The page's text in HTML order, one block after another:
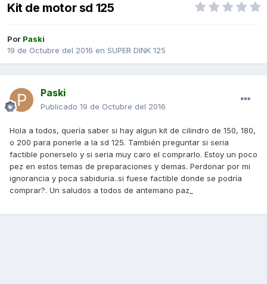
Kit de motor sd 125
Por Paski
19 de Octubre del 2016 en SUPER DINK 125
Paski
Publicado 19 de Octubre del 2016
Hola a todos, quería saber si hay algun kit de cilindro de 150, 180,
o 200 para ponerle a la sd 125. También preguntar si seria
factible ponerselo y si seria muy caro el comprarlo. Estoy un poco
pez en estos temas de preparaciones y demas. Perdonar por mi
ignorancia y poca sabiduria..si fuese factible donde se podría
comprar?. Un saludos a todos de antemano paz_